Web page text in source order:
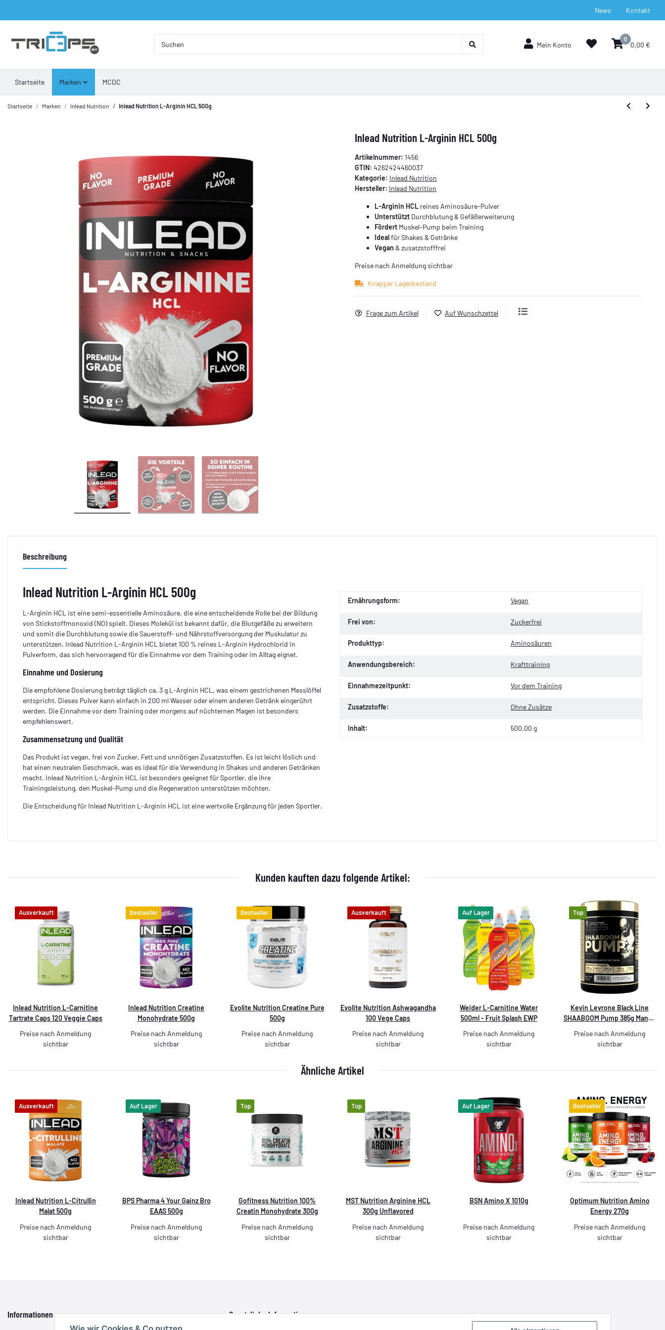
News Kontakt
Mein Konto
0
0,00 €
Marken MCDC
Startseite
Startseite Marken Inlead Nutrition Inlead Nutrition L-Arginin HCL 500g
Inlead Nutrition L-Arginin HCL 500g
Artikelnummer: 1456
GTIN: 4262424460037
Kategorie: Inlead Nutrition
Hersteller: Inlead Nutrition
L-Arginin HCL reines Aminosäure-Pulver
Unterstützt Durchblutung & Gefäßerweiterung
Fördert Muskel-Pump beim Training
Idealfür Shakes & Getränke
Vegan & zusatzstofffrei
Preise nach Anmeldung sichtbar
Knapper Lagerbestand
Frage zum Artikel Auf Wunschzettel
Beschreibung
Inlead Nutrition L-Arginin HCL 500g
L-Arginin HCL ist eine semi-essentielle Aminosäure, die eine entscheidende Rolle bei der Bildung
von Stickstoffmonoxid (NO) spielt. Dieses Molekül ist bekannt dafür, die Blutgefäße zu erweitern
und somit die Durchblutung sowie die Sauerstoff- und Nährstoffversorgung der Muskulatur zu
unterstützen. Inlead Nutrition L-Arginin HCL bietet 100 % reines L-Arginin Hydrochlorid in
Pulverform, das sich hervorragend für die Einnahme vor dem Training oder im Alltag eignet.
Einnahme und Dosierung
Die empfohlene Dosierung beträgt täglich ca. 3 g L-Arginin HCL, was einem gestrichenen Messlöffel
entspricht. Dieses Pulver kann einfach in 200 ml Wasser oder einem anderen Getränk eingerührt
werden. Die Einnahme vor dem Training oder morgens auf nüchternen Magen ist besonders
empfehlenswert.
Zusammensetzung und Qualität
Das Produkt ist vegan, frei von Zucker, Fett und unnötigen Zusatzstoffen. Es ist leicht löslich und
hat einen neutralen Geschmack, was es ideal für die Verwendung in Shakes und anderen Getränken
macht. Inlead Nutrition L-Arginin HCL ist besonders geeignet für Sportler, die ihre
Trainingsleistung, den Muskel-Pump und die Regeneration unterstützen möchten.
Die Entscheidung für Inlead Nutrition L-Arginin HCL ist eine wertvolle Ergänzung für jeden Sportler.
Ernährungsform: Vegan
Frei von: Zuckerfrei
Produkttyp: Aminosäuren
Anwendungsbereich: Krafttraining
Einnahmezeitpunkt: Vor dem Training
Zusatzstoffe: Ohne Zusätze
Inhalt: 500,00 g
Kunden kauften dazu folgende Artikel:
Ausverkauft
Inlead Nutrition L-Carnitine
Tartrate Caps 120 Veggie Caps
Preise nach Anmeldung
sichtbar
Bestseller
Inlead Nutrition Creatine
Monohydrate 500g
Preise nach Anmeldung
sichtbar
Bestseller
Evolite Nutrition Creatine Pure
500g
Preise nach Anmeldung
sichtbar
Ausverkauft
Evolite Nutrition Ashwagandha
100 Vege Caps
Preise nach Anmeldung
sichtbar
Auf Lager
Weider L-Carnitine Water
500ml - Fruit Splash EWP
Preise nach Anmeldung
sichtbar
Top
Kevin Levrone Black Line
SHAABOOM Pump 385g Mango
Preise nach Anmeldung
sichtbar
Ähnliche Artikel
Ausverkauft
Inlead Nutrition L-Citrullin
Malat 500g
Preise nach Anmeldung
sichtbar
Auf Lager
BPS Pharma 4 Your Gainz Bro
EAAS 500g
Preise nach Anmeldung
sichtbar
Top
Gofitness Nutrition 100%
Creatin Monohydrate 300g
Preise nach Anmeldung
sichtbar
Top
MST Nutrition Arginine HCL
300g Unflavored
Preise nach Anmeldung
sichtbar
Auf Lager
BSN Amino X 1010g
Preise nach Anmeldung
sichtbar
Bestseller
Optimum Nutrition Amino
Energy 270g
Preise nach Anmeldung
sichtbar
Informationen Gesetzliche Informationen